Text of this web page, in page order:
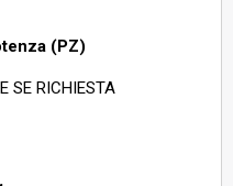
(PZ)
SE RICHIESTA